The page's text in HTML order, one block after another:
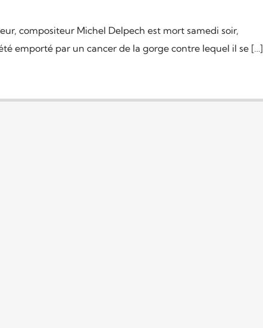
compositeur Michel Delpech est mort samedi soir,
emporté par un cancer de la gorge contre lequel il se […]